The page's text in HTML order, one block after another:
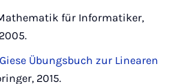
für Informatiker,
Übungsbuch zur Linearen
2015.